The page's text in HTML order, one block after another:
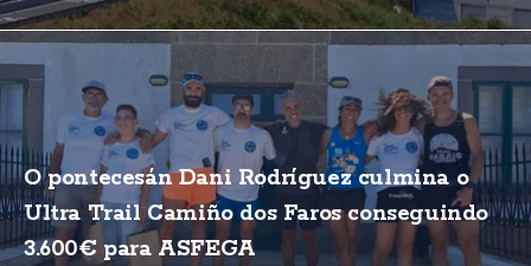
O pontecesán Dani Rodríguez culmina o
Ultra Trail Camiño dos Faros conseguindo
3.600€ para ASFEGA